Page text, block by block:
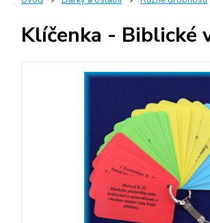
Klíčenka - Biblické